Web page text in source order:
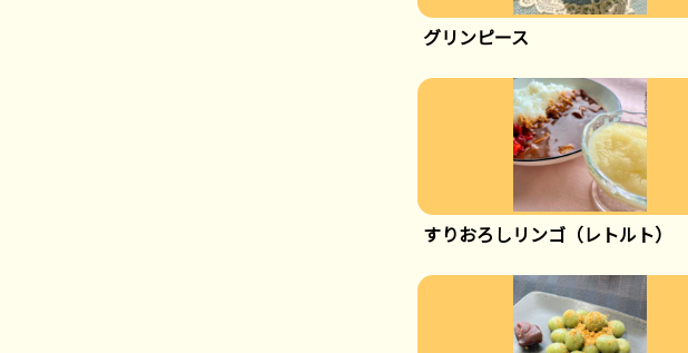
グリンピース
すりおろしリンゴ（レトルト）